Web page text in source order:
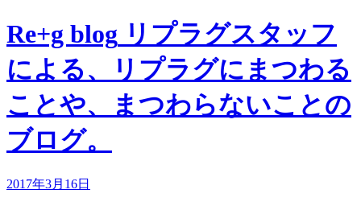
Re+g blog リプラグスタッフ
による、リプラグにまつわる
ことや、まつわらないことの
ブログ。
2017年3月16日